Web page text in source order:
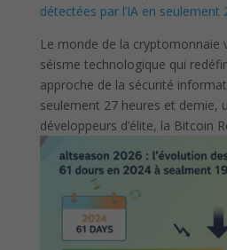
détectées par l’IA en seulement
Le monde de la cryptomonnaie
séisme technologique qui
approche de la sécurité
seulement 27 heures et demie,
développeurs d’élite, la Bitcoin